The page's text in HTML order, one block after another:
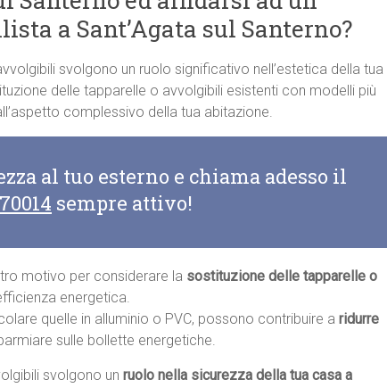
a Sant’Agata sul Santerno?
svolgono un ruolo significativo nell’estetica della tua
delle tapparelle o avvolgibili esistenti con modelli più
complessivo della tua abitazione.
al tuo esterno e chiama adesso il
sempre attivo!
motivo per considerare la sostituzione delle tapparelle o
energetica.
quelle in alluminio o PVC, possono contribuire a ridurre
sulle bollette energetiche.
svolgono un ruolo nella sicurezza della tua casa a